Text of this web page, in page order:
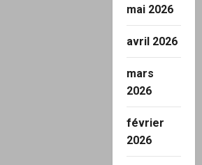
mai 2026
avril 2026
mars
2026
février
2026